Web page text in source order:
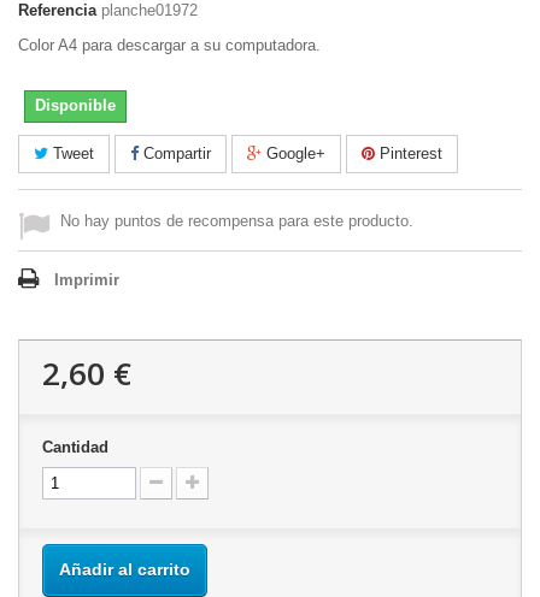
Referencia planche01972
Color A4 para descargar a su computadora.
Disponible
Tweet Compartir Google+ Pinterest
No hay puntos de recompensa para este producto.
Imprimir
2,60 €
Cantidad
Añadir al carrito